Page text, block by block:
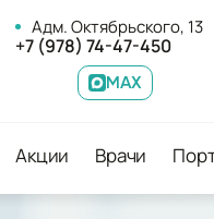
Адм. Октябрьского, 13
+7 (978) 74-47-450
MAX
Акции Врачи